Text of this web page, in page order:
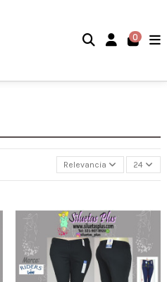
0
Relevancia 24